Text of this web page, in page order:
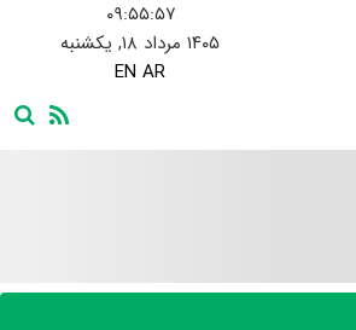
۰۹:۵۵:۵۸
۱۴۰۵ مرداد ۱۸, یکشنبه
EN AR